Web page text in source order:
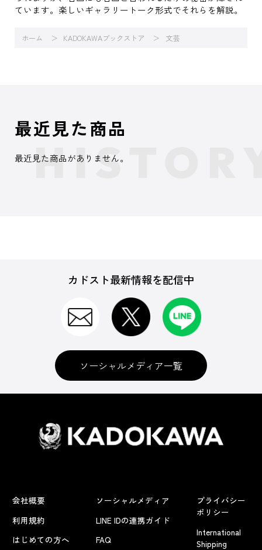
ています。楽しいギャラリートーク形式でそれらを解説。
ホーム KADOKAWAブックストア 文芸
最近見た商品
最近見た商品がありません。
カドスト最新情報を配信中
ソーシャルメディア一覧
会社概要
利用規約
はじめての方へ
ソーシャルメディア
LINE IDの連携ガイド
FAQ
プライバシー
ポリシー
International
Shipping